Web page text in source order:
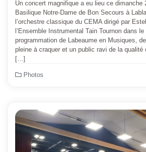
Un concert magnifique a eu lieu ce dimanche
Basilique Notre-Dame de Bon Secours à
l’orchestre classique du CEMA dirigé par
l’Ensemble Instrumental Tain Tournon dans
programmation de Labeaume en Musiques,
pleine à craquer et un public ravi de la qualité
[…]
Photos